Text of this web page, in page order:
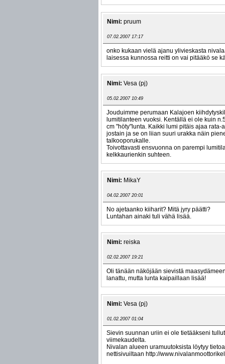
Nimi: pruum
07.02.2007 17:17
onko kukaan vielä ajanu ylivieskasta
laisessa kunnossa reitti on vai pitääkö se
Nimi: Vesa (pj)
05.02.2007 10:49
Jouduimme perumaan Kalajoen
lumitilanteen vuoksi. Kentällä ei ole kuin
cm "höty"lunta. Kaikki lumi pitäis ajaa rata-
jostain ja se on liian suuri urakka näin
talkooporukalle.
Toivottavasti ensvuonna on parempi
kelkkaurienkin suhteen.
Nimi: MikaY
04.02.2007 20:01
No ajetaanko kiiharit? Mitä jyry päätti?
Luntahan ainaki tuli vähä lisää.
Nimi: reiska
02.02.2007 19:21
Oli tänään näköjään sievistä
lanattu, mutta lunta kaipaillaan lisää!
Nimi: Vesa (pj)
01.02.2007 01:04
Sievin suunnan uriin ei ole tietääkseni
viimekaudelta.
Nivalan alueen uramuutoksista löytyy
nettisivuiltaan http://